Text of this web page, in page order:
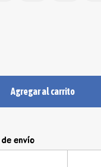
Agregar al carrito
envío